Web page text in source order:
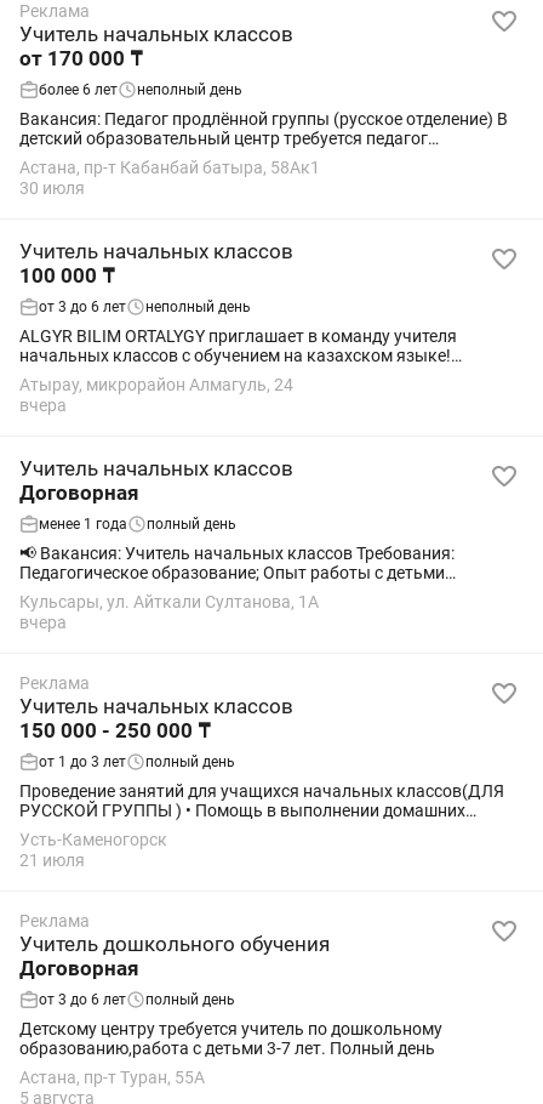
Реклама
Учитель начальных классов
от 170 000 ₸
более 6 лет неполный день
Вакансия: Педагог продлённой группы (русское отделение) В
детский образовательный центр требуется педагог
продлённой группы для учащихся 1–4 классов (русское
отделение). Мы ищем педагога,...
Астана, пр-т Кабанбай батыра, 58Ак1
30 июля
Учитель начальных классов
100 000 ₸
от 3 до 6 лет неполный день
ALGYR BILIM ORTALYGY приглашает в команду учителя
начальных классов с обучением на казахском языке!
Обязанности: ✅ Проведение занятий по подготовке к школе
на казахском языке; ✅ Обучение чтению и...
Атырау, микрорайон Алмагуль, 24
вчера
Учитель начальных классов
Договорная
менее 1 года полный день
📢 Вакансия: Учитель начальных классов Требования:
Педагогическое образование; Опыт работы с детьми
приветствуется; Грамотная речь на русском языке;
Ответственность, доброжелательность,...
Кульсары, ул. Айткали Султанова, 1А
вчера
Реклама
Учитель начальных классов
150 000 - 250 000 ₸
от 1 до 3 лет полный день
Проведение занятий для учащихся начальных классов(ДЛЯ
РУССКОЙ ГРУППЫ ) • Помощь в выполнении домашних
заданий; • Подготовка детей к школе; • Индивидуальный
подход к каждому ребенку; • Взаимодействие...
Усть-Каменогорск
21 июля
Реклама
Учитель дошкольного обучения
Договорная
от 3 до 6 лет полный день
Детскому центру требуется учитель по дошкольному
образованию,работа с детьми 3-7 лет. Полный день
Астана, пр-т Туран, 55А
5 августа